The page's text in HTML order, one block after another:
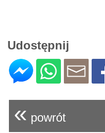
Udostępnij
« powrót